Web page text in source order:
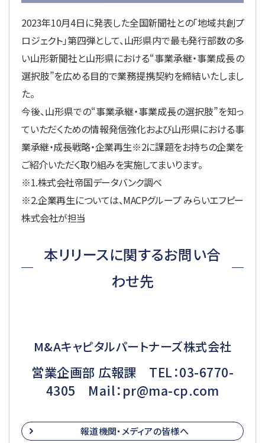
2023年10月4日に発表した全国新聞社との「地域共創プ
ロジェクト」第四弾として、山形県内で最も発行部数の多
い山形新聞社と山形県における“事業承継・事業成長の
選択肢”を広める目的で業務提携契約を締結いたしまし
た。
今後、山形県での“事業承継・事業成長の選択肢”を知っ
ていただくための情報発信強化および山形県における事
業承継・成長戦略・企業再生※2に課題をお持ちの企業を
ご紹介いただく取り組みを実施してまいります。
※1.株式会社帝国データバンク調べ
※2.企業再生については、MACPグループ みらいエフピー
株式会社が担当
本リリースに関するお問い合
わせ先
M&Aキャピタルパートナーズ株式会社
営業企画部 広報課 TEL：03-6770-
4305 Mail：pr@ma-cp.com
報道機関・メディアの皆様へ